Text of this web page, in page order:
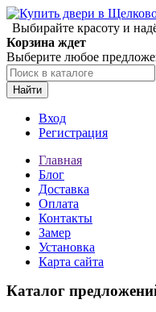
Выбирайте красоту и
Корзина ждет
Выберите любое
Найти
Вход
Регистрация
Главная
Блог
Доставка
Оплата
Контакты
Замер
Установка
Карта сайта
Каталог